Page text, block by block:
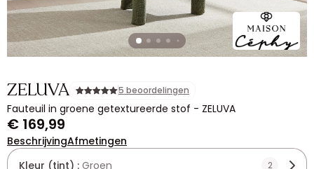
ZELUVA 5 beoordelingen
Fauteuil in groene getextureerde stof - ZELUVA
€ 169,99
BeschrijvingAfmetingen
Kleur (tint) : Groen 2